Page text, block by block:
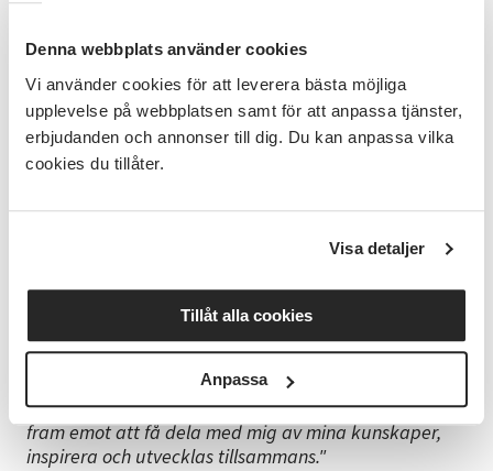
Denna webbplats använder cookies
Vi använder cookies för att leverera bästa möjliga
upplevelse på webbplatsen samt för att anpassa tjänster,
erbjudanden och annonser till dig. Du kan anpassa vilka
cookies du tillåter.
Visa detaljer
Tillåt alla cookies
Anpassa
Kursen sträcker sig över sex veckor, med träffar på
måndagar klockan 18:00-21:00. På kursen varvas
ledarledda genomgångar med tid för eget skapande
under handledning och gemensamma återkopplingar.
Materiallista får du innan kursstart.
Anna Vallin, konstnär med examen från Konstfack i
Stockholm, är en inspirerande och kunnig ledare som
har stor erfarenhet i att undervisa i måleri, skulptur
och teckning.
"Att teckna är något jag aldrig tröttnar på och jag ser
fram emot att få dela med mig av mina kunskaper,
inspirera och utvecklas tillsammans."